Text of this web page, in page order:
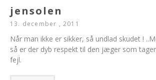
jensolen
13. december , 2011
Når man ikke er sikker, så undlad skudet !
så er der dyb respekt til den jæger som
fejl.